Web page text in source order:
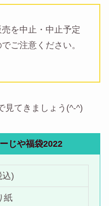
を中止・中止予定
ご注意ください。
見てきましょう(^-^)
じや福袋2022
込)
紙